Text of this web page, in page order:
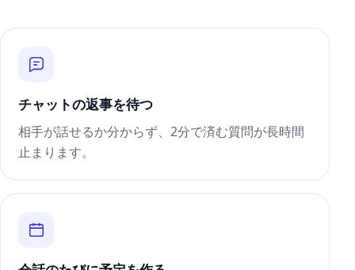
チャットの返事を待つ
相手が話せるか分からず、2分で済む質問が長時間
止まります。